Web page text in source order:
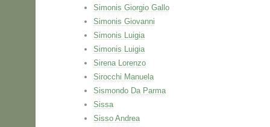
Simonis Giorgio Gallo
Simonis Giovanni
Simonis Luigia
Simonis Luigia
Sirena Lorenzo
Sirocchi Manuela
Sismondo Da Parma
Sissa
Sisso Andrea